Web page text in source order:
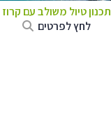
תכנון טיול משולב עם קרוז
לחץ לפרטים